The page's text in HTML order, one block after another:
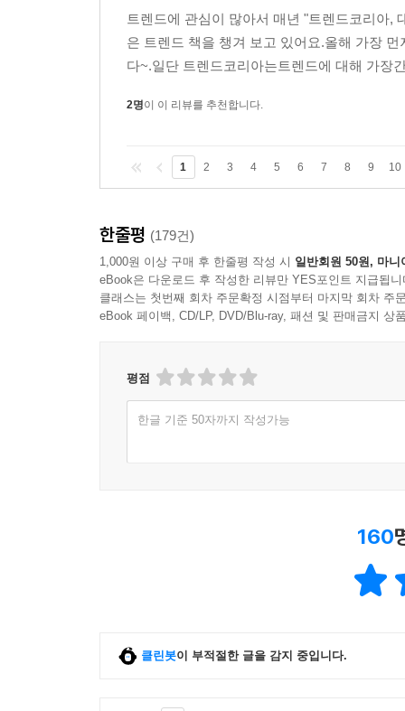
·1인 가구·딩크족·노인 가구 등 새로운 가족 형태의
홈뷰티 ·가성비를 추구하는 소비자
·집이 놀이터가 되는 케렌시아 트렌드
트렌드에 관심이 많아서 매년 "트렌드코리아,
은 트렌드 책을 챙겨 보고 있어요.올해 가장
다~.일단 트렌드코리아는트렌드에 대해 가장
2명이 이 리뷰를 추천합니다.
1 2 3 4 5 6 7 8 9 10
한줄평 (179건)
1,000원 이상 구매 후 한줄평 작성 시 일반회원 50원, 마니
eBook은 다운로드 후 작성한 리뷰만 YES포인트 지급됩니
클래스는 첫번째 회차 주문확정 시점부터 마지막 회차 주
eBook 페이백, CD/LP, DVD/Blu-ray, 패션 및 판매금지 상
평점
한글 기준 50자까지 작성가능
160
클린봇이 부적절한 글을 감지 중입니다.